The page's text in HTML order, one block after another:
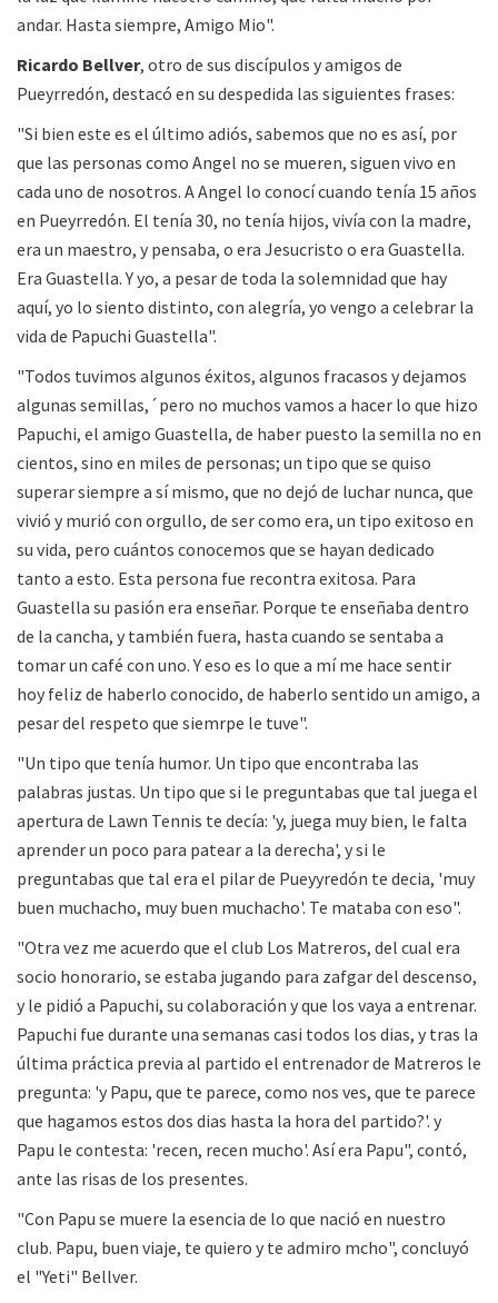
andar. Hasta siempre, Amigo Mio".
Ricardo Bellver, otro de sus discípulos y amigos de
Pueyrredón, destacó en su despedida las siguientes frases:
"Si bien este es el último adiós, sabemos que no es así, por
que las personas como Angel no se mueren, siguen vivo en
cada uno de nosotros. A Angel lo conocí cuando tenía 15 años
en Pueyrredón. El tenía 30, no tenía hijos, vivía con la madre,
era un maestro, y pensaba, o era Jesucristo o era Guastella.
Era Guastella. Y yo, a pesar de toda la solemnidad que hay
aquí, yo lo siento distinto, con alegría, yo vengo a celebrar la
vida de Papuchi Guastella".
"Todos tuvimos algunos éxitos, algunos fracasos y dejamos
algunas semillas,´pero no muchos vamos a hacer lo que hizo
Papuchi, el amigo Guastella, de haber puesto la semilla no en
cientos, sino en miles de personas; un tipo que se quiso
superar siempre a sí mismo, que no dejó de luchar nunca, que
vivió y murió con orgullo, de ser como era, un tipo exitoso en
su vida, pero cuántos conocemos que se hayan dedicado
tanto a esto. Esta persona fue recontra exitosa. Para
Guastella su pasión era enseñar. Porque te enseñaba dentro
de la cancha, y también fuera, hasta cuando se sentaba a
tomar un café con uno. Y eso es lo que a mí me hace sentir
hoy feliz de haberlo conocido, de haberlo sentido un amigo, a
pesar del respeto que siemrpe le tuve".
"Un tipo que tenía humor. Un tipo que encontraba las
palabras justas. Un tipo que si le preguntabas que tal juega el
apertura de Lawn Tennis te decía: 'y, juega muy bien, le falta
aprender un poco para patear a la derecha', y si le
preguntabas que tal era el pilar de Pueyyredón te decia, 'muy
buen muchacho, muy buen muchacho'. Te mataba con eso".
"Otra vez me acuerdo que el club Los Matreros, del cual era
socio honorario, se estaba jugando para zafgar del descenso,
y le pidió a Papuchi, su colaboración y que los vaya a entrenar.
Papuchi fue durante una semanas casi todos los dias, y tras la
última práctica previa al partido el entrenador de Matreros le
pregunta: 'y Papu, que te parece, como nos ves, que te parece
que hagamos estos dos dias hasta la hora del partido?'. y
Papu le contesta: 'recen, recen mucho'. Así era Papu", contó,
ante las risas de los presentes.
"Con Papu se muere la esencia de lo que nació en nuestro
club. Papu, buen viaje, te quiero y te admiro mcho", concluyó
el "Yeti" Bellver.